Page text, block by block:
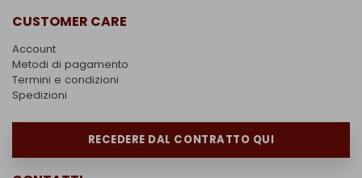
CUSTOMER CARE
Account
Metodi di pagamento
Termini e condizioni
Spedizioni
RECEDERE DAL CONTRATTO QUI